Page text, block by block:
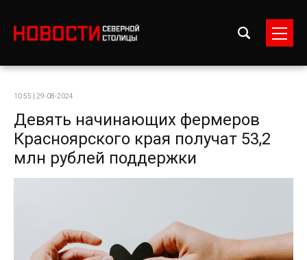
10:55 | 29-08-2024
Девять начинающих фермеров
Красноярского края получат 53,2
млн рублей поддержки